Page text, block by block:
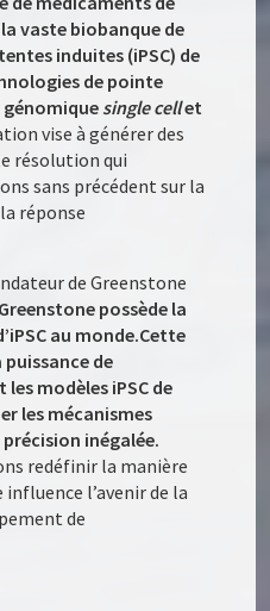
vaste biobanque de
induites (iPSC) de
de pointe
génomique single cellet
vise à générer des
résolution qui
sans précédent sur la
réponse
de Greenstone
Greenstone possède la
au monde.Cette
de
modèles iPSC de
les mécanismes
inégalée.
redéfinir la manière
l’avenir de la
de